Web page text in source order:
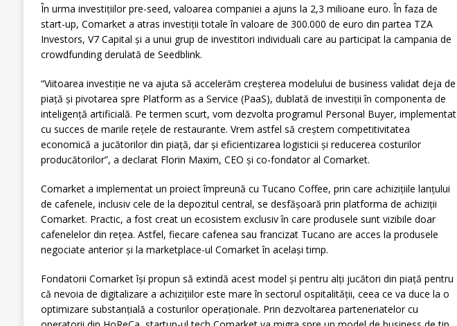
În urma investițiilor pre-seed, valoarea companiei a ajuns la 2,3 milioane euro. În faza de
start-up, Comarket a atras investiții totale în valoare de 300.000 de euro din partea TZA
Investors, V7 Capital și a unui grup de investitori individuali care au participat la campania de
crowdfunding derulată de Seedblink.
“Viitoarea investiție ne va ajuta să accelerăm creșterea modelului de business validat deja de
piață și pivotarea spre Platform as a Service (PaaS), dublată de investiții în componenta de
inteligență artificială. Pe termen scurt, vom dezvolta programul Personal Buyer, implementat
cu succes de marile rețele de restaurante. Vrem astfel să creștem competitivitatea
economică a jucătorilor din piață, dar și eficientizarea logisticii și reducerea costurilor
producătorilor”, a declarat Florin Maxim, CEO și co-fondator al Comarket.
Comarket a implementat un proiect împreună cu Tucano Coffee, prin care achizițiile lanțului
de cafenele, inclusiv cele de la depozitul central, se desfășoară prin platforma de achiziții
Comarket. Practic, a fost creat un ecosistem exclusiv în care produsele sunt vizibile doar
cafenelelor din rețea. Astfel, fiecare cafenea sau francizat Tucano are acces la produsele
negociate anterior și la marketplace-ul Comarket în același timp.
Fondatorii Comarket își propun să extindă acest model și pentru alți jucători din piață pentru
că nevoia de digitalizare a achizițiilor este mare în sectorul ospitalității, ceea ce va duce la o
optimizare substanțială a costurilor operaționale. Prin dezvoltarea parteneriatelor cu